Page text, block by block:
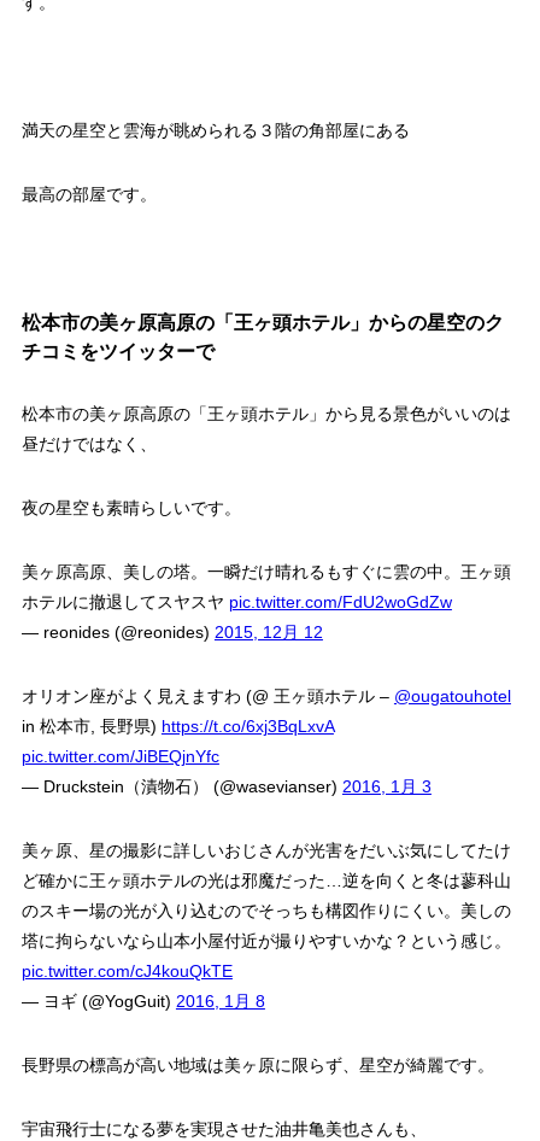
満天の星空と雲海が眺められる３階の角部屋にある
最高の部屋です。
松本市の美ヶ原高原の「王ヶ頭ホテル」からの星空のク
チコミをツイッターで
松本市の美ヶ原高原の「王ヶ頭ホテル」から見る景色がいいのは
昼だけではなく、
夜の星空も素晴らしいです。
美ヶ原高原、美しの塔。一瞬だけ晴れるもすぐに雲の中。王ヶ頭
ホテルに撤退してスヤスヤ pic.twitter.com/FdU2woGdZw
— reonides (@reonides) 2015, 12月 12
オリオン座がよく見えますわ (@ 王ヶ頭ホテル – @ougatouhotel
in 松本市, 長野県) https://t.co/6xj3BqLxvA
pic.twitter.com/JiBEQjnYfc
— Druckstein（漬物石） (@wasevianser) 2016, 1月 3
美ヶ原、星の撮影に詳しいおじさんが光害をだいぶ気にしてたけ
ど確かに王ヶ頭ホテルの光は邪魔だった…逆を向くと冬は蓼科山
のスキー場の光が入り込むのでそっちも構図作りにくい。美しの
塔に拘らないなら山本小屋付近が撮りやすいかな？という感じ。
pic.twitter.com/cJ4kouQkTE
— ヨギ (@YogGuit) 2016, 1月 8
長野県の標高が高い地域は美ヶ原に限らず、星空が綺麗です。
宇宙飛行士になる夢を実現させた油井亀美也さんも、